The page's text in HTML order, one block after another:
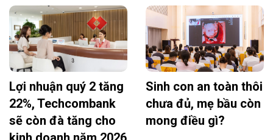
Lợi nhuận quý 2 tăng
22%, Techcombank
sẽ còn đà tăng cho
Sinh con an toàn thôi
chưa đủ, mẹ bầu còn
mong điều gì?